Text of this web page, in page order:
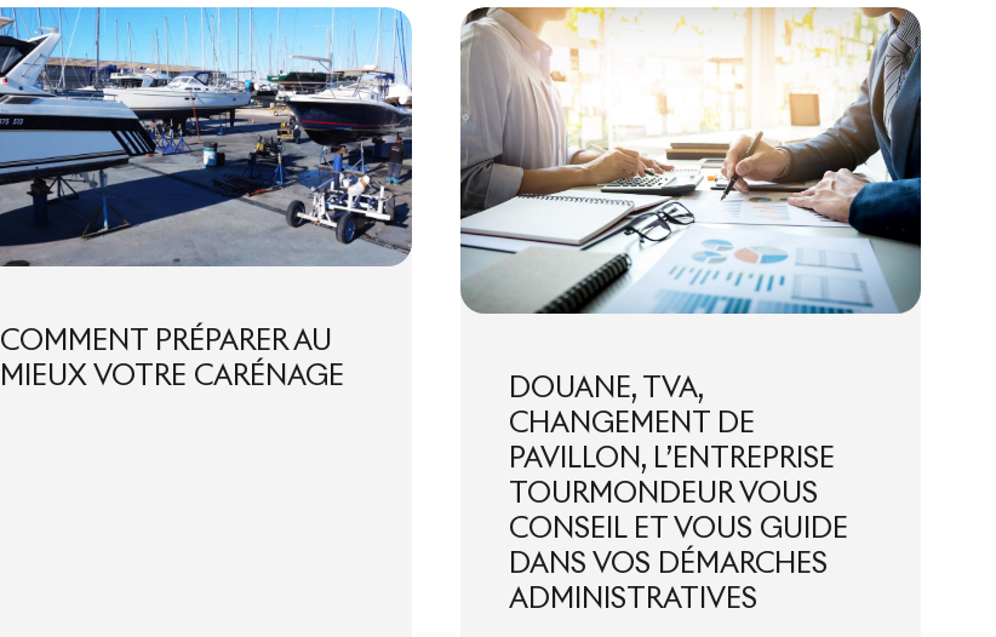
COMMENT PRÉPARER AU
MIEUX VOTRE CARÉNAGE
DOUANE, TVA,
CHANGEMENT DE
PAVILLON, L’ENTREPRISE
TOURMONDEUR VOUS
CONSEIL ET VOUS GUIDE
DANS VOS DÉMARCHES
ADMINISTRATIVES